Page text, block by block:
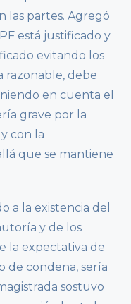
las partes. Agregó
está justificado y
evitando los
razonable, debe
en cuenta el
grave por la
con la
que se mantiene
a la existencia del
y de los
la expectativa de
de condena, sería
sostuvo